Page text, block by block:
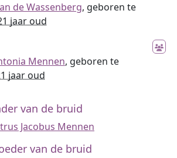
de Wassenberg, geboren te
jaar oud
Mennen, geboren te
jaar oud
van de bruid
Jacobus Mennen
van de bruid